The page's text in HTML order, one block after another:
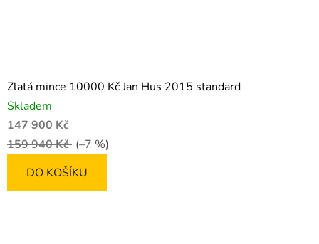
Zlatá mince 10000 Kč Jan Hus 2015 standard
Skladem
147 900 Kč
159 940 Kč (–7 %)
DO KOŠÍKU